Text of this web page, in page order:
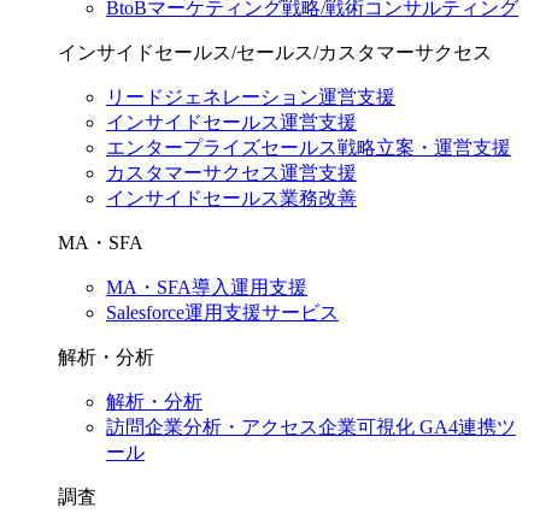
BtoBマーケティング戦略/戦術コンサルティング
インサイドセールス/セールス/カスタマーサクセス
リードジェネレーション運営支援
インサイドセールス運営支援
エンタープライズセールス戦略立案・運営支援
カスタマーサクセス運営支援
インサイドセールス業務改善
MA・SFA
MA・SFA導入運用支援
Salesforce運用支援サービス
解析・分析
解析・分析
訪問企業分析・アクセス企業可視化 GA4連携ツ
ール
調査